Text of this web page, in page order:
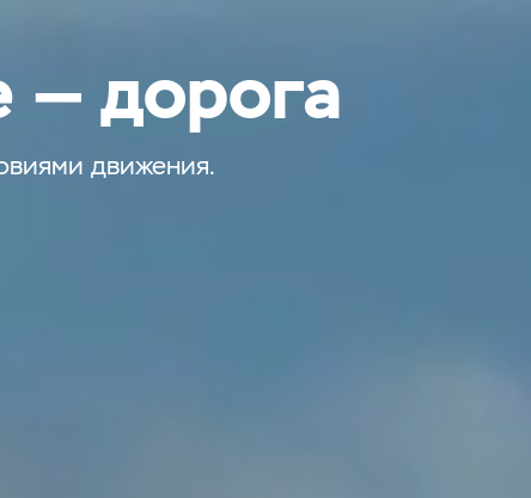
— дорога
движения.